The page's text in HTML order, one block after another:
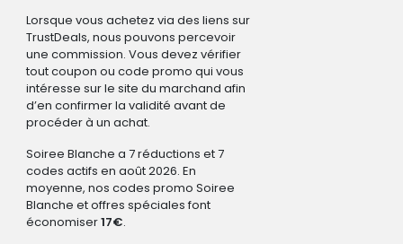
Lorsque vous achetez via des liens sur
TrustDeals, nous pouvons percevoir
une commission. Vous devez vérifier
tout coupon ou code promo qui vous
intéresse sur le site du marchand afin
d’en confirmer la validité avant de
procéder à un achat.
Soiree Blanche a 7 réductions et 7
codes actifs en août 2026. En
moyenne, nos codes promo Soiree
Blanche et offres spéciales font
économiser17€.